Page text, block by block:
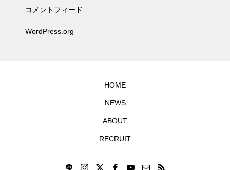
コメントフィード
WordPress.org
HOME
NEWS
ABOUT
RECRUIT